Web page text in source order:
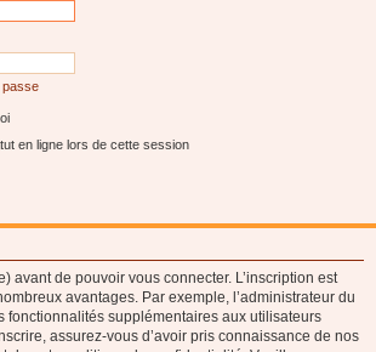
passe
en ligne lors de cette session
avant de pouvoir vous connecter. L’inscription est
avantages. Par exemple, l’administrateur du
fonctionnalités supplémentaires aux utilisateurs
assurez-vous d’avoir pris connaissance de nos